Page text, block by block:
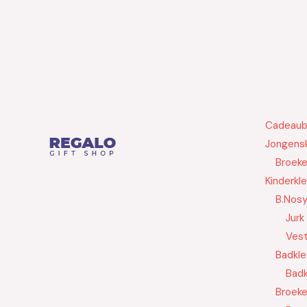
Jurk